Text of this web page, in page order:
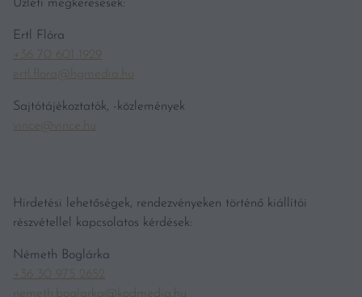
Üzleti megkeresések:
Ertl Flóra
+36 70 601 1929
ertl.flora@hgmedia.hu
Sajtótájékoztatók, -közlemények
vince@vince.hu
Hirdetési lehetőségek, rendezvényeken történő kiállítói
részvétellel kapcsolatos kérdések:
Németh Boglárka
+36 30 975 2652
nemeth.boglarka@kodmedia.hu